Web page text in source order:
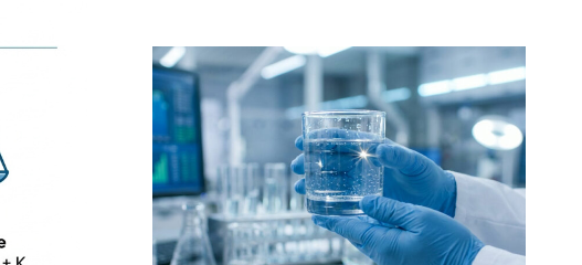
QUEL
CHOIX
PRIVILÉGIER
2026
?